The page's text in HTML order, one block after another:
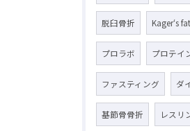
脱臼骨折 Kager‘s
プロラボ プロテイ
ファスティング ダ
基節骨骨折 レスリ